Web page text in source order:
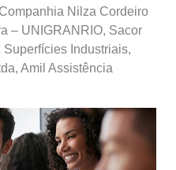
Nilza Cordeiro
– UNIGRANRIO, Sacor
Industriais,
Amil Assistência